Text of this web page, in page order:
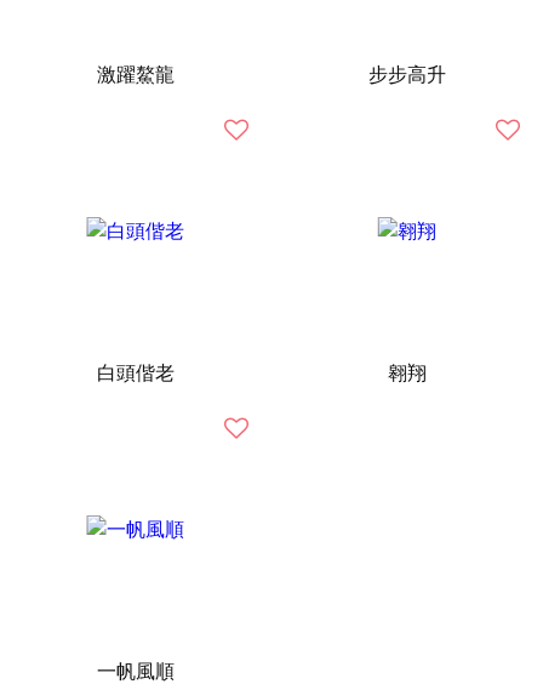
激躍鰲龍 步步高升
白頭偕老 翱翔
一帆風順